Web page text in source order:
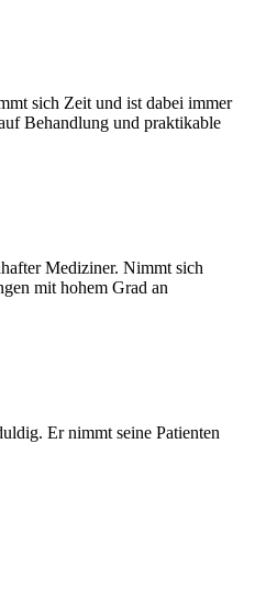
sich Zeit und ist dabei immer
Behandlung und praktikable
Mediziner. Nimmt sich
mit hohem Grad an
Er nimmt seine Patienten